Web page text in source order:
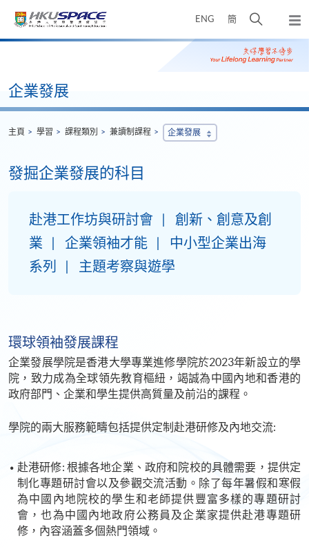
ENG 簡
開
搜
尋
面
彈
出
主
Main
企業發展
主頁 學習 課程類別 兼讀制課程 企業發展
發掘企業發展的科目
赴港工作坊與研討會
創新、創意及創
業
企業領袖才能
中小型企業出海
系列
主題考察與遊學
環球領袖發展課程
企業發展學院是香港大學專業進修學院於2023年新設立的學
院，致力成為全球領先教育樞紐，竭誠為中國內地和香港的
政府部門、企業和學生提供高質量及前沿的課程。
學院的兩大服務範疇包括提供定制赴港研修及內地交流:
赴港研修: 根據各地企業、政府和院校的具體需要，提供定
制化專題研討會以及參觀交流活動。除了每年暑假和寒假
為中國內地院校的學生和老師提供豐富多樣的專題研討
會，也為中國內地政府公務員及企業家提供赴港專題研
修，內容涵蓋多個熱門領域。